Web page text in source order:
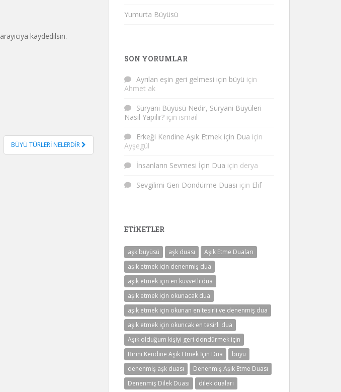
kaydedilsin.
BÜYÜ TÜRLERİ NELERDİR
Yumurta Büyüsü
SON YORUMLAR
Ayrılan eşin geri gelmesi için büyü için
Ahmet ak
Süryani Büyüsü Nedir, Süryani Büyüleri
Nasıl Yapılır? için ismail
Erkeği Kendine Aşık Etmek için Dua için
Ayşegül
İnsanların Sevmesi İçin Dua için derya
Sevgilimi Geri Döndürme Duası için Elif
ETIKETLER
aşk büyüsü aşk duası
Aşık Etme Duaları
aşık etmek için denenmiş dua
aşık etmek için en kuvvetli dua
aşık etmek için okunacak dua
aşık etmek için okunan en tesirli ve denenmiş dua
aşık etmek için okuncak en tesirli dua
Aşık olduğum kişiyi geri döndürmek için
Birini Kendine Aşık Etmek İçin Dua
büyü
denenmiş aşk duası
Denenmiş Aşık Etme Duası
Denenmiş Dilek Duası
dilek duaları